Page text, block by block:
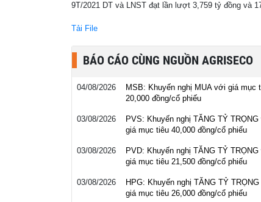
9T/2021 DT và LNST đạt lần lượt 3,759 tỷ đồng và
Tải File
BÁO CÁO CÙNG NGUỒN AGRISECO
04/08/2026
MSB: Khuyến nghị MUA với giá mục
20,000 đồng/cổ phiếu
03/08/2026
PVS: Khuyến nghị TĂNG TỶ
giá mục tiêu 40,000 đồng/cổ phiếu
03/08/2026
PVD: Khuyến nghị TĂNG TỶ
giá mục tiêu 21,500 đồng/cổ phiếu
03/08/2026
HPG: Khuyến nghị TĂNG TỶ
giá mục tiêu 26,000 đồng/cổ phiếu